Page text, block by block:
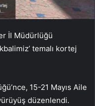
İl Müdürlüğü
temalı kortej
15-21 Mayıs Aile
düzenlendi.